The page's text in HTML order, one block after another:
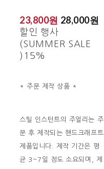
23,800원 28,000원
할인 행사
(SUMMER SALE
) 15%
* 주문 제작 상품 *
스틸 인스턴트의 주얼리는 주
문 후 제작되는 핸드크래프트
제품입니다. 제작 기간은 평
균 3~7일 정도 소요되며, 제